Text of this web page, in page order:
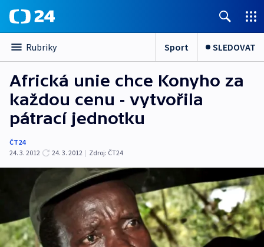
Rubriky Sport SLEDOVAT
Africká unie chce Konyho za
každou cenu - vytvořila
pátrací jednotku
ČT24
24. 3. 2012
24. 3. 2012 | Zdroj: ČT24